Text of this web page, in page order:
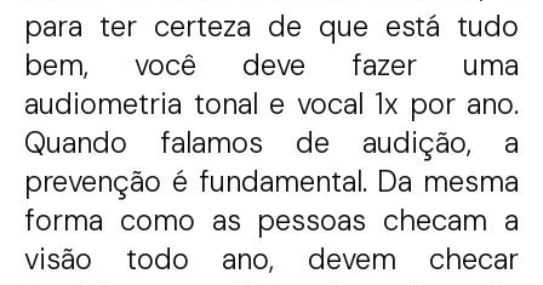
para ter certeza de que está tudo
bem, você deve fazer uma
audiometria tonal e vocal 1x por ano.
Quando falamos de audição, a
prevenção é fundamental. Da mesma
forma como as pessoas checam a
visão todo ano, devem checar